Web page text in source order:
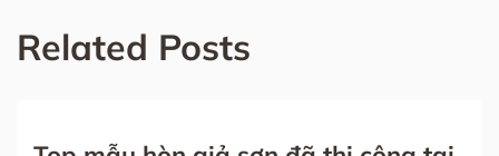
bài
Related Posts